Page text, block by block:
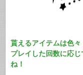
貰えるアイテムは色々
プレイした回数に応
ね！